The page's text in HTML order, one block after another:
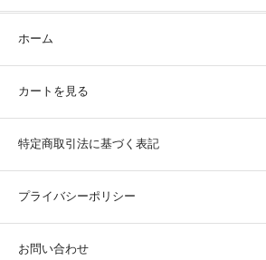
ホーム
カートを見る
特定商取引法に基づく表記
プライバシーポリシー
お問い合わせ